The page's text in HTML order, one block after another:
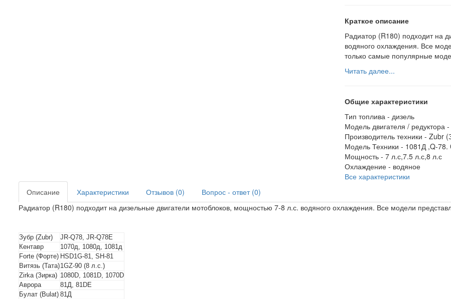
Краткое описание
Радиатор (R180) подходит на
водяного охлаждения. Все
только самые популярные
Читать далее...
Общие характеристики
Тип топлива - дизель
Модель двигателя / редуктора -
Производитель техники - Zubr
Модель Техники - 1081Д ,Q-78.
Мощность - 7 л.с,7.5 л.с,8 л.с
Охлаждение - водяное
Все характеристики
Описание
Характеристики Отзывов (0)
Вопрос - ответ (0)
Радиатор (R180) подходит на дизельные двигатели мотоблоков, мощностью 7-8 л.с. водяного охлаждения. Все модели
Зубр (Zubr)
JR-Q78, JR-Q78E
Кентавр
1070д, 1080д, 1081д
Forte (Форте) HSD1G-81, SH-81
Витязь (Тата)1GZ-90 (8 л.с.)
Zirka (Зирка) 1080D, 1081D, 1070D
Аврора
81Д, 81DE
Булат (Bulat) 81Д